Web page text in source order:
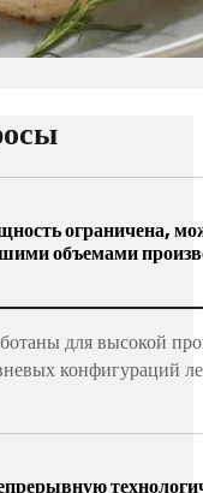
ширину
ограничена,
объемами
для высокой
конфигураций